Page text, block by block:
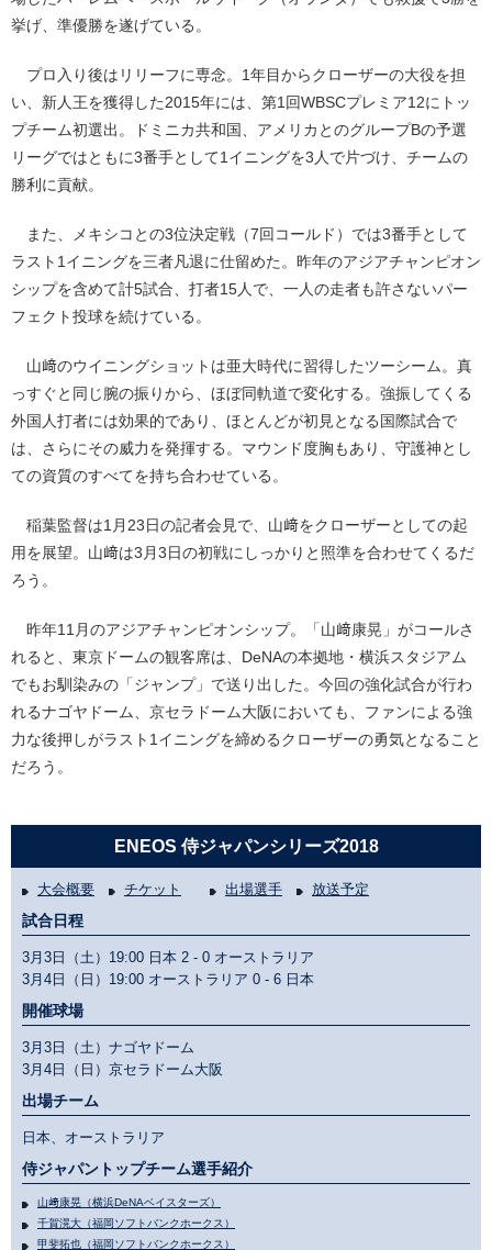
挙げ、準優勝を遂げている。
プロ入り後はリリーフに専念。1年目からクローザーの大役を担
い、新人王を獲得した2015年には、第1回WBSCプレミア12にトッ
プチーム初選出。ドミニカ共和国、アメリカとのグループBの予選
リーグではともに3番手として1イニングを3人で片づけ、チームの
勝利に貢献。
また、メキシコとの3位決定戦（7回コールド）では3番手として
ラスト1イニングを三者凡退に仕留めた。昨年のアジアチャンピオン
シップを含めて計5試合、打者15人で、一人の走者も許さないパー
フェクト投球を続けている。
山﨑のウイニングショットは亜大時代に習得したツーシーム。真
っすぐと同じ腕の振りから、ほぼ同軌道で変化する。強振してくる
外国人打者には効果的であり、ほとんどが初見となる国際試合で
は、さらにその威力を発揮する。マウンド度胸もあり、守護神とし
ての資質のすべてを持ち合わせている。
稲葉監督は1月23日の記者会見で、山﨑をクローザーとしての起
用を展望。山﨑は3月3日の初戦にしっかりと照準を合わせてくるだ
ろう。
昨年11月のアジアチャンピオンシップ。「山﨑康晃」がコールさ
れると、東京ドームの観客席は、DeNAの本拠地・横浜スタジアム
でもお馴染みの「ジャンプ」で送り出した。今回の強化試合が行わ
れるナゴヤドーム、京セラドーム大阪においても、ファンによる強
力な後押しがラスト1イニングを締めるクローザーの勇気となること
だろう。
ENEOS 侍ジャパンシリーズ2018
大会概要 チケット 出場選手 放送予定
試合日程
3月3日（土）19:00 日本 2 - 0 オーストラリア
3月4日（日）19:00 オーストラリア 0 - 6 日本
開催球場
3月3日（土）ナゴヤドーム
3月4日（日）京セラドーム大阪
出場チーム
日本、オーストラリア
侍ジャパントップチーム選手紹介
山﨑康晃（横浜DeNAベイスターズ）
千賀滉大（福岡ソフトバンクホークス）
甲斐拓也（福岡ソフトバンクホークス）